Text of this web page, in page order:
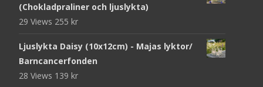
(Chokladpraliner och ljuslykta)
29 Views 255 kr
Ljuslykta Daisy (10x12cm) - Majas lyktor/
Barncancerfonden
28 Views 139 kr